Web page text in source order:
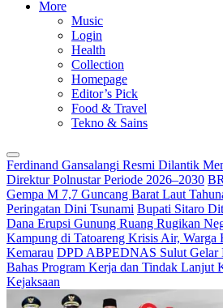
More
Music
Login
Health
Collection
Homepage
Editor’s Pick
Food & Travel
Tekno & Sains
Ferdinand Gansalangi Resmi Dilantik
Direktur Polnustar Periode 2026–2030
Gempa M 7,7 Guncang Barat Laut
Peringatan Dini Tsunami Bupati Sitaro
Dana Erupsi Gunung Ruang Rugikan
Kampung di Tatoareng Krisis Air, Warga
Kemarau DPD ABPEDNAS Sulut Gelar
Bahas Program Kerja dan Tindak Lanjut
Kejaksaan